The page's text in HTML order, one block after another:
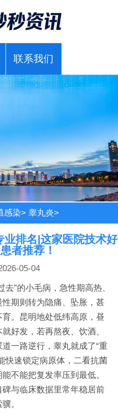
联系我们
感染>睾丸炎>
业排名|这家医院技术好
者推荐！
05-04
”的小毛病，急性期高热、
期则转为隐痛、坠胀，甚
。昆明地处低纬高原，昼
好发，若再熬夜、饮酒、
一路逆行，睾丸就成了“重
快速锁定病原体，二看抗菌
不能把复发率压到最低。
与临床数据里常年稳居前
。